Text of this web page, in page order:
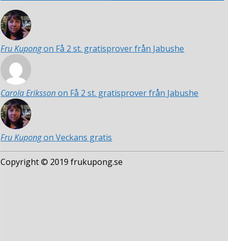
Fru Kupongon Få 2 st. gratisprover från Jabushe
Carola Erikssonon Få 2 st. gratisprover från Jabushe
Fru Kupongon Veckans gratis
Copyright © 2019 frukupong.se